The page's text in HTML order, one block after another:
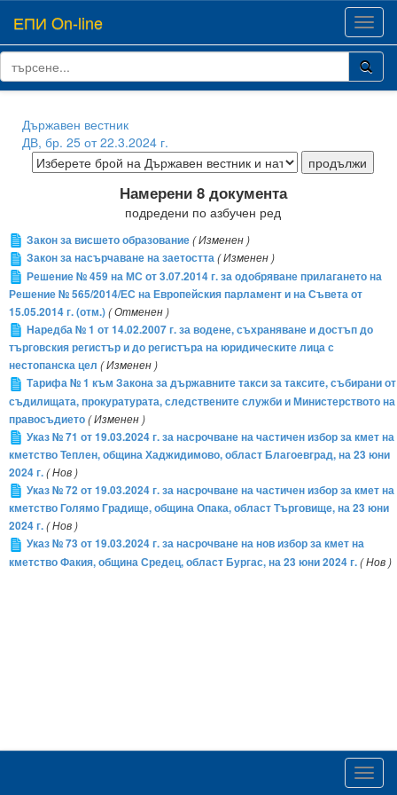
ЕПИ On-line
Държавен вестник
ДВ, бр. 25 от 22.3.2024 г.
Намерени 8 документа
подредени по азбучен ред
Закон за висшето образование( Изменен )
Закон за насърчаване на заетостта( Изменен )
Решение № 459 на МС от 3.07.2014 г. за одобряване прилагането на
Решение № 565/2014/ЕС на Европейския парламент и на Съвета от
15.05.2014 г. (отм.)( Отменен )
Наредба № 1 от 14.02.2007 г. за водене, съхраняване и достъп до
търговския регистър и до регистъра на юридическите лица с
нестопанска цел ( Изменен )
Тарифа № 1 към Закона за държавните такси за таксите, събирани от
съдилищата, прокуратурата, следствените служби и Министерството на
правосъдието( Изменен )
Указ № 71 от 19.03.2024 г. за насрочване на частичен избор за кмет на
кметство Теплен, община Хаджидимово, област Благоевград, на 23 юни
2024 г.( Нов )
Указ № 72 от 19.03.2024 г. за насрочване на частичен избор за кмет на
кметство Голямо Градище, община Опака, област Търговище, на 23 юни
2024 г.( Нов )
Указ № 73 от 19.03.2024 г. за насрочване на нов избор за кмет на
кметство Факия, община Средец, област Бургас, на 23 юни 2024 г.( Нов )